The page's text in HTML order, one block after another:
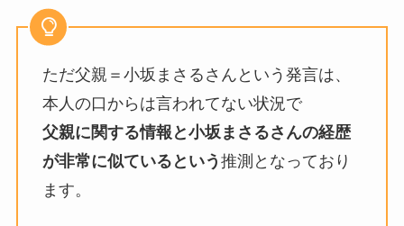
ただ父親＝小坂まさるさんという発言は、
本人の口からは言われてない状況で
父親に関する情報と小坂まさるさんの経歴
が非常に似ているという 推測となっており
ます。